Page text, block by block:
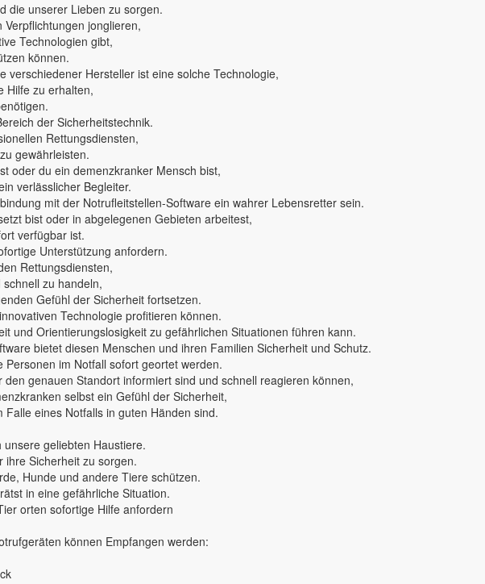
die unserer Lieben zu sorgen.
jonglieren,
Technologien gibt,
können.
verschiedener Hersteller ist eine solche Technologie,
Hilfe zu erhalten,
der Sicherheitstechnik.
Rettungsdiensten,
gewährleisten.
oder du ein demenzkranker Mensch bist,
verlässlicher Begleiter.
mit der Notrufleitstellen-Software ein wahrer Lebensretter sein.
bist oder in abgelegenen Gebieten arbeitest,
verfügbar ist.
Unterstützung anfordern.
Rettungsdiensten,
zu handeln,
Gefühl der Sicherheit fortsetzen.
Technologie profitieren können.
und Orientierungslosigkeit zu gefährlichen Situationen führen kann.
bietet diesen Menschen und ihren Familien Sicherheit und Schutz.
im Notfall sofort geortet werden.
genauen Standort informiert sind und schnell reagieren können,
selbst ein Gefühl der Sicherheit,
eines Notfalls in guten Händen sind.
geliebten Haustiere.
ihre Sicherheit zu sorgen.
Hunde und andere Tiere schützen.
in eine gefährliche Situation.
orten sofortige Hilfe anfordern
können Empfangen werden: